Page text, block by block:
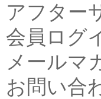
アフター
会員ログ
メールマ
お問い合